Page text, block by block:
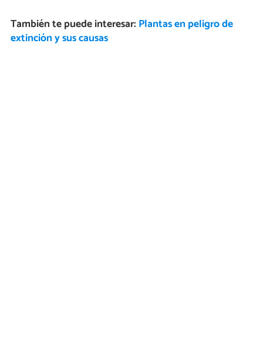
También te puede interesar: Plantas en peligro de
extinción y sus causas